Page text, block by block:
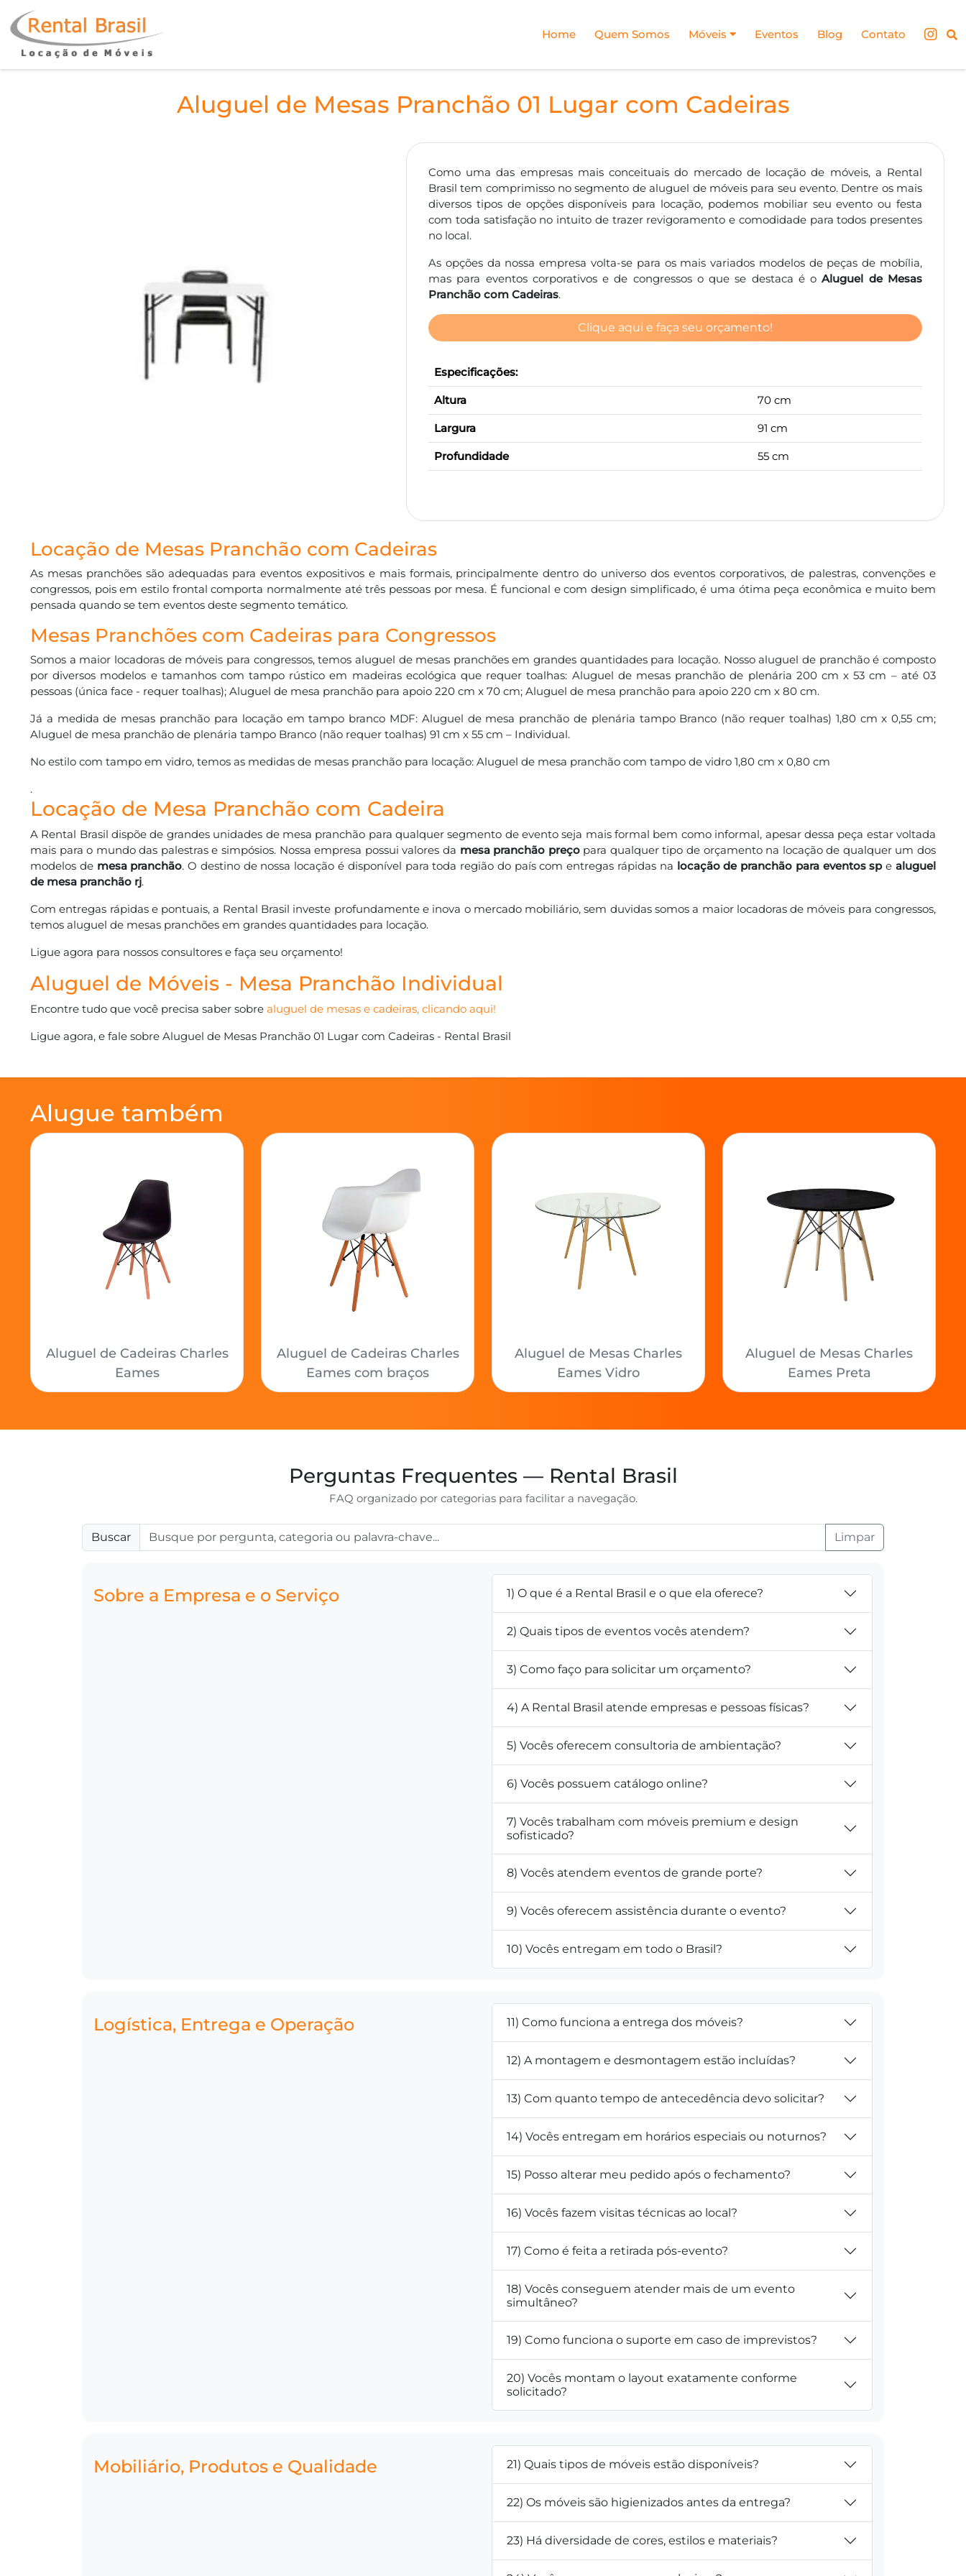
Home Quem Somos Móveis Eventos Blog Contato
Aluguel de Mesas Pranchão 01 Lugar com Cadeiras
Como uma das empresas mais conceituais do mercado de locação de móveis, a Rental
Brasil tem comprimisso no segmento de aluguel de móveis para seu evento. Dentre os mais
diversos tipos de opções disponíveis para locação, podemos mobiliar seu evento ou festa
com toda satisfação no intuito de trazer revigoramento e comodidade para todos presentes
no local.
As opções da nossa empresa volta-se para os mais variados modelos de peças de mobília,
mas para eventos corporativos e de congressos o que se destaca é oAluguel de Mesas
Pranchão com Cadeiras.
Clique aqui e faça seu orçamento!
Especificações:
Altura 70 cm
Largura 91 cm
Profundidade 55 cm
Locação de Mesas Pranchão com Cadeiras
As mesas pranchões são adequadas para eventos expositivos e mais formais, principalmente dentro do universo dos eventos corporativos, de palestras, convenções e
congressos, pois em estilo frontal comporta normalmente até três pessoas por mesa. É funcional e com design simplificado, é uma ótima peça econômica e muito bem
pensada quando se tem eventos deste segmento temático.
Mesas Pranchões com Cadeiras para Congressos
Somos a maior locadoras de móveis para congressos, temos aluguel de mesas pranchões em grandes quantidades para locação. Nosso aluguel de pranchão é composto
por diversos modelos e tamanhos com tampo rústico em madeiras ecológica que requer toalhas: Aluguel de mesas pranchão de plenária 200 cm x 53 cm – até 03
pessoas (única face - requer toalhas); Aluguel de mesa pranchão para apoio 220 cm x 70 cm; Aluguel de mesa pranchão para apoio 220 cm x 80 cm.
Já a medida de mesas pranchão para locação em tampo branco MDF: Aluguel de mesa pranchão de plenária tampo Branco (não requer toalhas) 1,80 cm x 0,55 cm;
Aluguel de mesa pranchão de plenária tampo Branco (não requer toalhas) 91 cm x 55 cm – Individual.
No estilo com tampo em vidro, temos as medidas de mesas pranchão para locação: Aluguel de mesa pranchão com tampo de vidro 1,80 cm x 0,80 cm
.
Locação de Mesa Pranchão com Cadeira
A Rental Brasil dispõe de grandes unidades de mesa pranchão para qualquer segmento de evento seja mais formal bem como informal, apesar dessa peça estar voltada
mais para o mundo das palestras e simpósios. Nossa empresa possui valores da mesa pranchão preçopara qualquer tipo de orçamento na locação de qualquer um dos
modelos de mesa pranchão. O destino de nossa locação é disponível para toda região do país com entregas rápidas na locação de pranchão para eventos spealuguel
de mesa pranchão rj.
Com entregas rápidas e pontuais, a Rental Brasil investe profundamente e inova o mercado mobiliário, sem duvidas somos a maior locadoras de móveis para congressos,
temos aluguel de mesas pranchões em grandes quantidades para locação.
Ligue agora para nossos consultores e faça seu orçamento!
Aluguel de Móveis - Mesa Pranchão Individual
Encontre tudo que você precisa saber sobre aluguel de mesas e cadeiras, clicando aqui!
Ligue agora, e fale sobre Aluguel de Mesas Pranchão 01 Lugar com Cadeiras - Rental Brasil
Alugue também
Aluguel de Cadeiras Charles
Eames
Aluguel de Cadeiras Charles
Eames com braços
Aluguel de Mesas Charles
Eames Vidro
Aluguel de Mesas Charles
Eames Preta
Perguntas Frequentes — Rental Brasil
FAQ organizado por categorias para facilitar a navegação.
Buscar Limpar
Sobre a Empresa e o Serviço 1) O que é a Rental Brasil e o que ela oferece?
2) Quais tipos de eventos vocês atendem?
3) Como faço para solicitar um orçamento?
4) A Rental Brasil atende empresas e pessoas físicas?
5) Vocês oferecem consultoria de ambientação?
6) Vocês possuem catálogo online?
7) Vocês trabalham com móveis premium e design
sofisticado?
8) Vocês atendem eventos de grande porte?
9) Vocês oferecem assistência durante o evento?
10) Vocês entregam em todo o Brasil?
Logística, Entrega e Operação 11) Como funciona a entrega dos móveis?
12) A montagem e desmontagem estão incluídas?
13) Com quanto tempo de antecedência devo solicitar?
14) Vocês entregam em horários especiais ou noturnos?
15) Posso alterar meu pedido após o fechamento?
16) Vocês fazem visitas técnicas ao local?
17) Como é feita a retirada pós-evento?
18) Vocês conseguem atender mais de um evento
simultâneo?
19) Como funciona o suporte em caso de imprevistos?
20) Vocês montam o layout exatamente conforme
solicitado?
Mobiliário, Produtos e Qualidade 21) Quais tipos de móveis estão disponíveis?
22) Os móveis são higienizados antes da entrega?
23) Há diversidade de cores, estilos e materiais?